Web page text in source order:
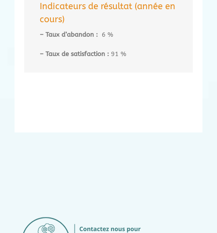
Indicateurs de résultat (année en
cours)
– Taux d’abandon : 6 %
– Taux de satisfaction : 91 %